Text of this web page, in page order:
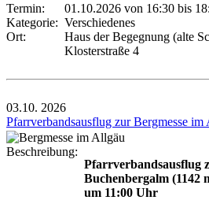
Termin:
01.10.2026 von 16:30 bis
Kategorie: Verschiedenes
Ort:
Haus der Begegnung (alte
Klosterstraße 4
03.10. 2026
Pfarrverbandsausflug zur Bergmesse im
Beschreibung:
Pfarrverbandsausflug
Buchenbergalm (1142
um 11:00 Uhr